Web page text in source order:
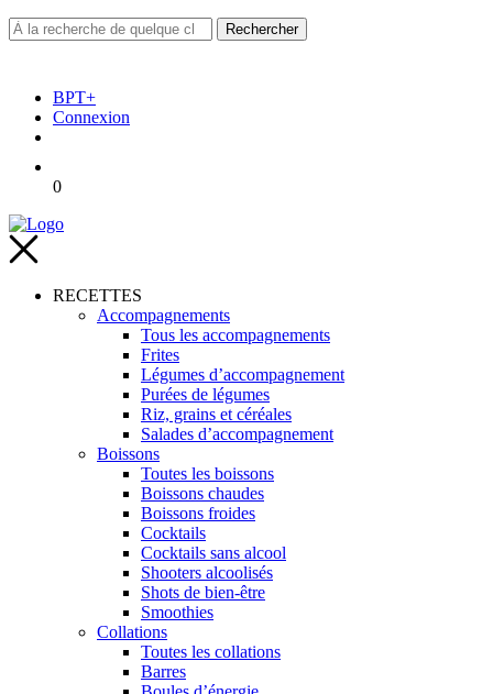
BPT+
Connexion
0
RECETTES
Accompagnements
Tous les accompagnements
Frites
Légumes d’accompagnement
Purées de légumes
Riz, grains et céréales
Salades d’accompagnement
Boissons
Toutes les boissons
Boissons chaudes
Boissons froides
Cocktails
Cocktails sans alcool
Shooters alcoolisés
Shots de bien-être
Smoothies
Collations
Toutes les collations
Barres